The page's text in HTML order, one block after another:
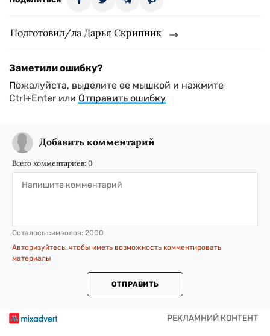
Подготовил/ла Дарья Скрипник
Заметили ошибку?
Пожалуйста, выделите ее мышкой и нажмите
Ctrl+Enter или Отправить ошибку
Добавить комментарий
Всего комментариев: 0
Осталось символов: 2000
Авторизуйтесь, чтобы иметь возможность комментировать
материалы
ОТПРАВИТЬ